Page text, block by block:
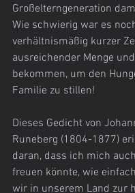
Großelterngeneration
Wie schwierig war es
verhältnismäßig kurzer
ausreichender Menge
bekommen, um den
Familie zu stillen!
Dieses Gedicht von
Runeberg (1804-1877)
daran, dass ich mich
freuen könnte, wie
wir in unserem Land zur